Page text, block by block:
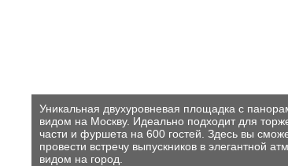
Уникальная двухуровневая площадка с
видом на Москву. Идеально подходит для
части и фуршета на 600 гостей. Здесь вы
провести встречу выпускников в элегантной
видом на город.